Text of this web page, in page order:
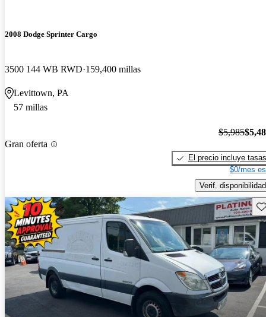
2008 Dodge Sprinter Cargo
3500 144 WB RWD 159,400 millas
Levittown, PA
57 millas
Gran oferta
$5,985
El precio incluye tasas
$0/mes
Verif. disponibilidad